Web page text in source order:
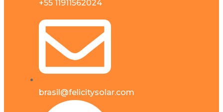
+55 11911562024
brasil@felicitysolar.com